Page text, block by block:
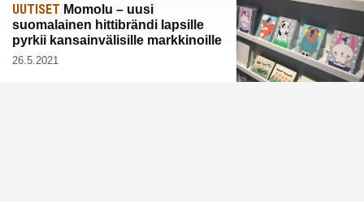
UUTISET Momolu – uusi
suomalainen hittibrändi lapsille
pyrkii kansainvälisille markkinoille
26.5.2021